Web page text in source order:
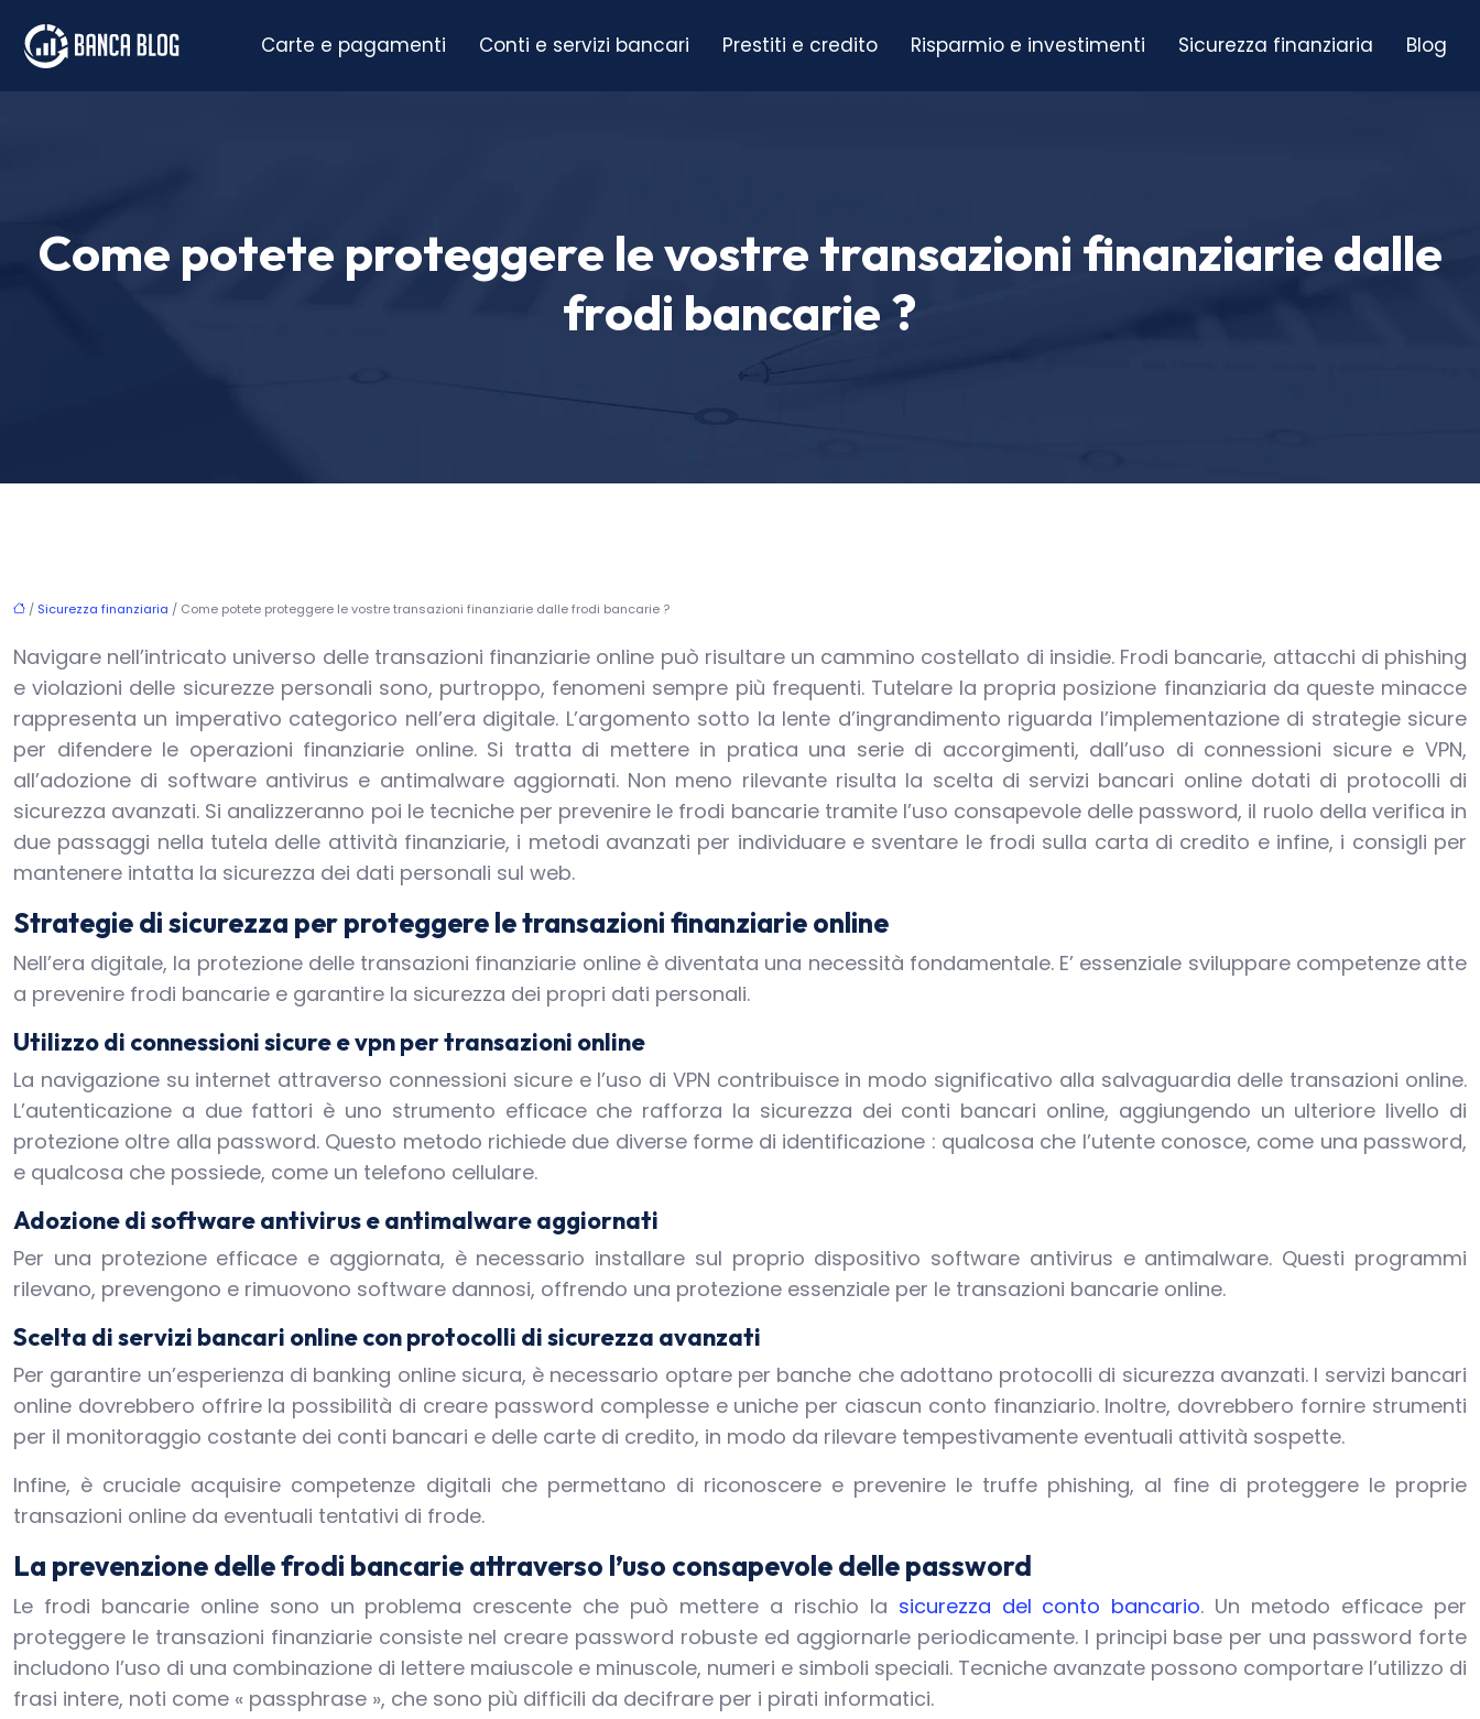
Carte e pagamenti Conti e servizi bancari Prestiti e credito Risparmio e investimenti Sicurezza finanziaria Blog
Come potete proteggere le vostre transazioni finanziarie dalle
frodi bancarie ?
/ Sicurezza finanziaria / Come potete proteggere le vostre transazioni finanziarie dalle frodi bancarie ?
Navigare nell’intricato universo delle transazioni finanziarie online può risultare un cammino costellato di insidie. Frodi bancarie, attacchi di phishing
e violazioni delle sicurezze personali sono, purtroppo, fenomeni sempre più frequenti. Tutelare la propria posizione finanziaria da queste minacce
rappresenta un imperativo categorico nell’era digitale. L’argomento sotto la lente d’ingrandimento riguarda l’implementazione di strategie sicure
per difendere le operazioni finanziarie online. Si tratta di mettere in pratica una serie di accorgimenti, dall’uso di connessioni sicure e VPN,
all’adozione di software antivirus e antimalware aggiornati. Non meno rilevante risulta la scelta di servizi bancari online dotati di protocolli di
sicurezza avanzati. Si analizzeranno poi le tecniche per prevenire le frodi bancarie tramite l’uso consapevole delle password, il ruolo della verifica in
due passaggi nella tutela delle attività finanziarie, i metodi avanzati per individuare e sventare le frodi sulla carta di credito e infine, i consigli per
mantenere intatta la sicurezza dei dati personali sul web.
Strategie di sicurezza per proteggere le transazioni finanziarie online
Nell’era digitale, la protezione delle transazioni finanziarie online è diventata una necessità fondamentale. E’ essenziale sviluppare competenze atte
a prevenire frodi bancarie e garantire la sicurezza dei propri dati personali.
Utilizzo di connessioni sicure e vpn per transazioni online
La navigazione su internet attraverso connessioni sicure e l’uso di VPN contribuisce in modo significativo alla salvaguardia delle transazioni online.
L’autenticazione a due fattori è uno strumento efficace che rafforza la sicurezza dei conti bancari online, aggiungendo un ulteriore livello di
protezione oltre alla password. Questo metodo richiede due diverse forme di identificazione : qualcosa che l’utente conosce, come una password,
e qualcosa che possiede, come un telefono cellulare.
Adozione di software antivirus e antimalware aggiornati
Per una protezione efficace e aggiornata, è necessario installare sul proprio dispositivo software antivirus e antimalware. Questi programmi
rilevano, prevengono e rimuovono software dannosi, offrendo una protezione essenziale per le transazioni bancarie online.
Scelta di servizi bancari online con protocolli di sicurezza avanzati
Per garantire un’esperienza di banking online sicura, è necessario optare per banche che adottano protocolli di sicurezza avanzati. I servizi bancari
online dovrebbero offrire la possibilità di creare password complesse e uniche per ciascun conto finanziario. Inoltre, dovrebbero fornire strumenti
per il monitoraggio costante dei conti bancari e delle carte di credito, in modo da rilevare tempestivamente eventuali attività sospette.
Infine, è cruciale acquisire competenze digitali che permettano di riconoscere e prevenire le truffe phishing, al fine di proteggere le proprie
transazioni online da eventuali tentativi di frode.
La prevenzione delle frodi bancarie attraverso l’uso consapevole delle password
Le frodi bancarie online sono un problema crescente che può mettere a rischio la sicurezza del conto bancario. Un metodo efficace per
proteggere le transazioni finanziarie consiste nel creare password robuste ed aggiornarle periodicamente. I principi base per una password forte
includono l’uso di una combinazione di lettere maiuscole e minuscole, numeri e simboli speciali. Tecniche avanzate possono comportare l’utilizzo di
frasi intere, noti come « passphrase », che sono più difficili da decifrare per i pirati informatici.